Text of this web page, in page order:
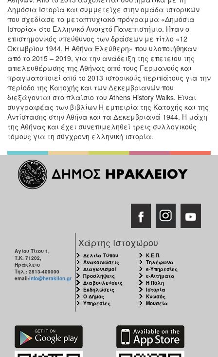
Δημόσια Ιστορία και συμμετείχε στην ομάδα ιστορικών
που σχεδίασε το μεταπτυχιακό πρόγραμμα «Δημόσια
Ιστορία» στο Ελληνικό Ανοιχτό Πανεπιστήμιο. Ήταν ο
επιστημονικός υπεύθυνος των δράσεων με τίτλο «12
Οκτωβρίου 1944. Η Αθήνα Ελεύθερη» που υλοποιήθηκαν
από το 2015 – 2019, για την ανάδειξη της επετείου της
απελευθέρωσης της Αθήνας από τους Γερμανούς και
πραγματοποιεί από το 2013 ιστορικούς περιπάτους για την
περίοδο της Κατοχής και των Δεκεμβριανών που
διεξάγονται στο πλαίσιο του Athens History Walks. Είναι
συγγραφέας των βιβλίων Η εμπειρία της Κατοχής και της
Αντίστασης στην Αθήνα και τα Δεκεμβριανά 1944. Η μάχη
της Αθήνας και έχει συνεπιμεληθεί τρεις συλλογικούς
τόμους για τη σύγχρονη ελληνική ιστορία.
Αγίου Τίτου 1,
Τ.Κ. 71202,
Ηράκλειο
Τηλ.: 2813-409000
email:info@heraklion.gr
Χάρτης Ιστοχώρου
Δελτία Τύπου
Ανακοινώσεις
Διαγωνισμοί
Προσλήψεις
Διαβουλεύσεις
Εκδηλώσεις
Ο Δήμος
Υπηρεσίες
Κ.Ε.Π.
Τηλέφωνα
e-Υπηρεσίες
e-Αιτήματα
Η Πόλη
Ιστορία
Κνωσός
Μουσεία